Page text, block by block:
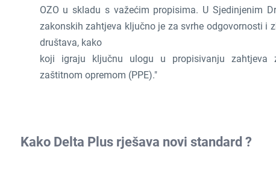
OZO u skladu s važećim propisima. U Sjedinjenim
zakonskih zahtjeva ključno je za svrhe odgovornosti i
društava, kako
koji igraju ključnu ulogu u propisivanju zahtjeva
zaštitnom opremom (PPE)."
Kako Delta Plus rješava novi standard ?